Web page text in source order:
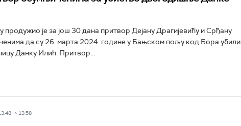
продужио је за још 30 дана притвор Дејану Драгијевићу и Срђану
да су 26. марта 2024. године у Бањском пољу код Бора убили
Данку Илић. Притвор...
-> 13:58